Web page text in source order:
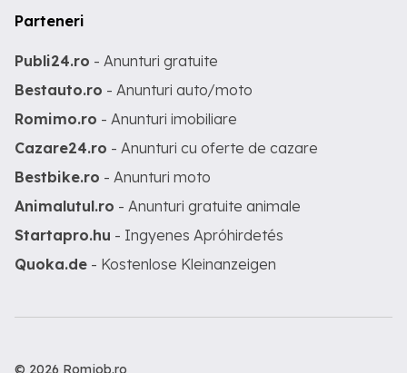
Parteneri
Publi24.ro - Anunturi gratuite
Bestauto.ro - Anunturi auto/moto
Romimo.ro - Anunturi imobiliare
Cazare24.ro - Anunturi cu oferte de cazare
Bestbike.ro - Anunturi moto
Animalutul.ro - Anunturi gratuite animale
Startapro.hu - Ingyenes Apróhirdetés
Quoka.de - Kostenlose Kleinanzeigen
© 2026 Romjob.ro